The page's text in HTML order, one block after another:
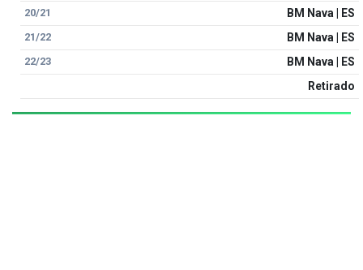
20/21 BM Nava | ES
21/22 BM Nava | ES
22/23
BM Nava | ES
Retirado